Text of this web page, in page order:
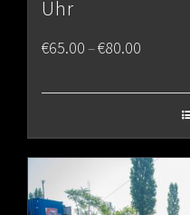
Uhr
€65.00–€80.00
€80.00